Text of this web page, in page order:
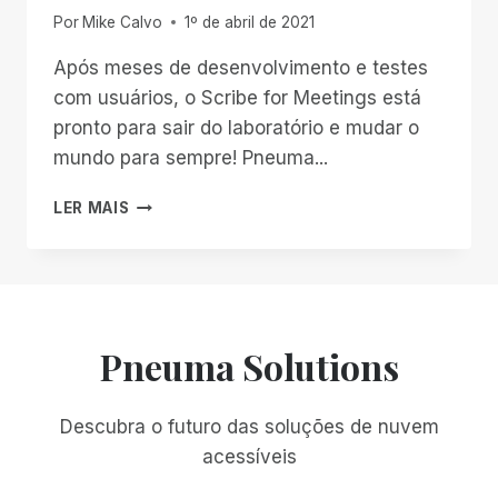
Por Mike Calvo 1º de abril de 2021
Após meses de desenvolvimento e testes
com usuários, o Scribe for Meetings está
pronto para sair do laboratório e mudar o
mundo para sempre! Pneuma...
LER MAIS
BETA
DISPONÍVEL
Pneuma Solutions
Descubra o futuro das soluções de nuvem
acessíveis